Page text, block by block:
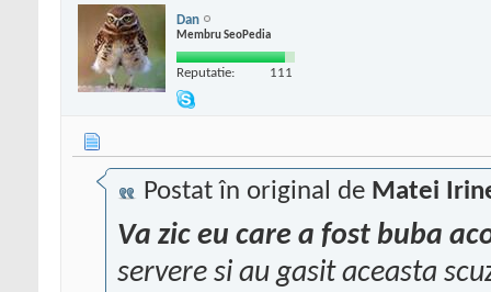
Dan
Membru SeoPedia
Reputatie: 111
Postat în original de Matei
Va zic eu care a fost buba
servere si au gasit aceasta